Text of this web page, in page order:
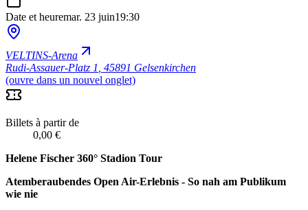
Date et heuremar. 23 juin19:30
VELTINS-Arena
Rudi-Assauer-Platz 1 45891 Gelsenkirchen
(ouvre dans un nouvel onglet)
Billets à partir de
0,00 €
Helene Fischer 360° Stadion Tour
Atemberaubendes Open Air-Erlebnis - So nah am Publikum
wie nie